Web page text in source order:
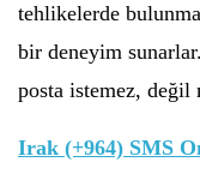
tehlikelerde
bir deneyim
posta istemez, değil
Irak (+964) SMS